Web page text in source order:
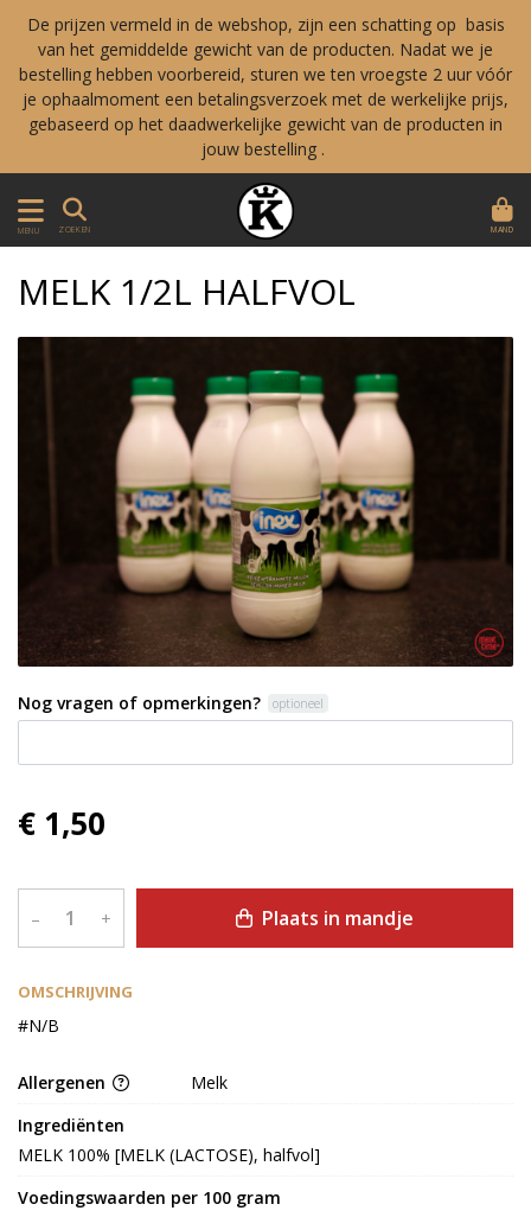
De prijzen vermeld in de webshop, zijn een schatting op basis
van het gemiddelde gewicht van de producten. Nadat we je
bestelling hebben voorbereid, sturen we ten vroegste 2 uur vóór
je ophaalmoment een betalingsverzoek met de werkelijke prijs,
gebaseerd op het daadwerkelijke gewicht van de producten in
jouw bestelling .
MENU ZOEKEN MAND
OMSCHRIJVING
#N/B
MELK 1/2L HALFVOL
Nog vragen of opmerkingen? optioneel
€ 1,50
– + Plaats in mandje
Allergenen
Melk
Ingrediënten
MELK 100% [MELK (LACTOSE), halfvol]
Voedingswaarden per 100 gram